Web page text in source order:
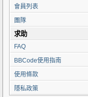
會員列表
團隊
求助
FAQ
BBCode使用指南
使用條款
隱私政策